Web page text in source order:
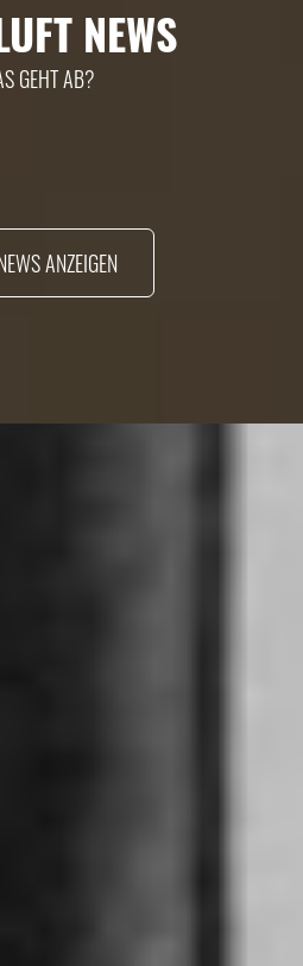
NEWS
GEHT AB?
ANZEIGEN